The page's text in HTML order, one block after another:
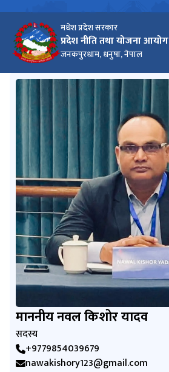
मधेश प्रदेश सरकार
प्रदेश नीति तथा योजना आयोग
जनकपुरधाम, धनुषा, नेपाल
माननीय नवल किशोर यादव
सदस्य
+9779854039679
nawakishory123@gmail.com